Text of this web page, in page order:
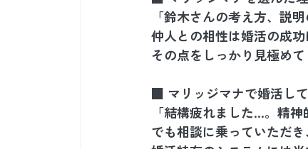
「鈴木さんの考え方、説
仲人との相性は婚活の成功
その点をしっかり見極め
■ マリッジマナで婚活し
「結構疲れました…。精
でも相談に乗っていただ